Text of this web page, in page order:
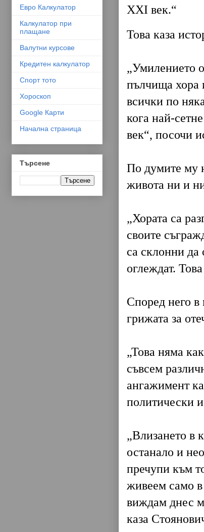
XXI век.“
Това каза
„Умилението
пълчища хора
всички по
кога най-
век“, посочи
По думите му
живота ни и
„Хората са
своите
са склонни да
оглеждат.
Според него в
грижата за
„Това няма
съвсем
ангажимент
политически
„Влизането в
останало и
пречупи към
живеем само в
виждам днес
каза
Евро Калкулатор
Калкулатор при
плащане
Валутни курсове
Кредитен калкулатор
Спорт тото
Хороскоп
Google Карти
Начална страница
Търсене